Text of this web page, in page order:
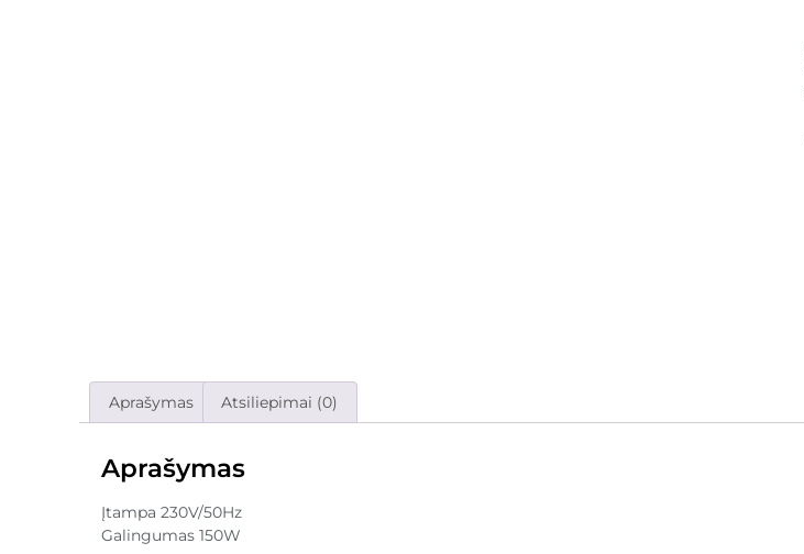
Aprašymas Atsiliepimai (0)
Aprašymas
Įtampa 230V/50Hz
Galingumas 150W